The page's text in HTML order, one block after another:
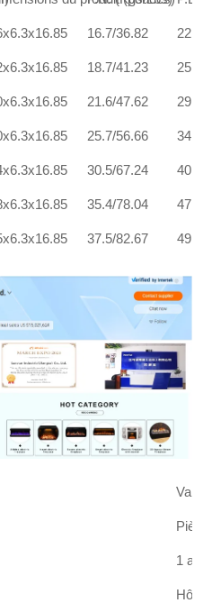
16.7/36.82
18.7/41.23
21.6/47.62
25.7/56.66
30.5/67.24
35.4/78.04
37.5/82.67
1 an